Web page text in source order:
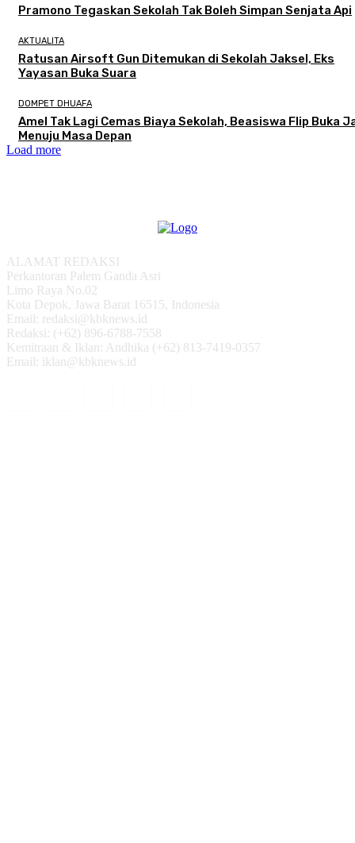
Pramono Tegaskan Sekolah Tak Boleh Simpan Senjata Api
AKTUALITA
Ratusan Airsoft Gun Ditemukan di Sekolah Jaksel, Eks
Yayasan Buka Suara
DOMPET DHUAFA
Amel Tak Lagi Cemas Biaya Sekolah, Beasiswa Flip Buka
Menuju Masa Depan
Load more
ALAMAT REDAKSI
Perkantoran Palem Ganda Asri
Limo Raya No.02
Kota Depok, Jawa Barat 16515, Indonesia
Email: redaksi@kbknews.id
Redaksi: (+62) 896-6788-7558
Kemitraan & Iklan: Andhika (+62) 813-7419-0357
Email: iklan@kbknews.id